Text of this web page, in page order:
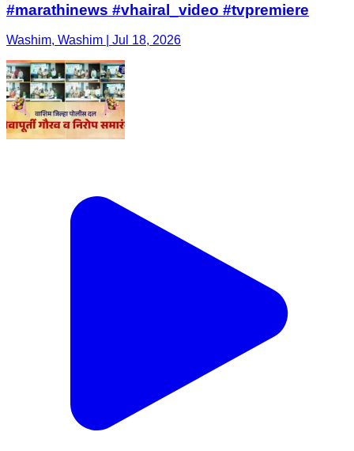
#marathinews #vhairal_video #tvpremiere
Washim, Washim | Jul 18, 2026